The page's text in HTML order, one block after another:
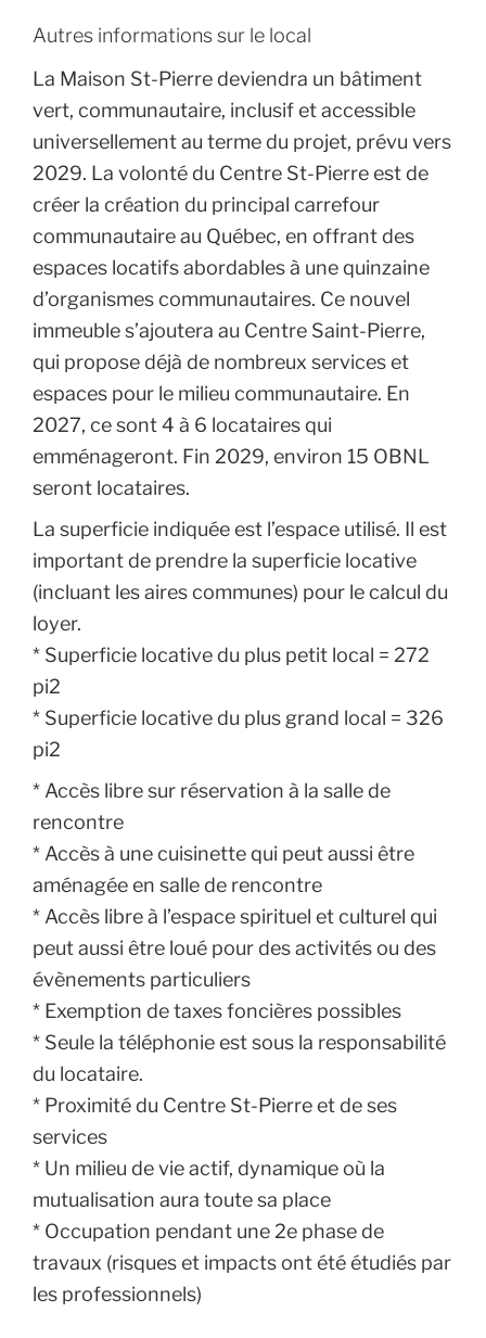
Autres informations sur le local
La Maison St-Pierre deviendra un bâtiment
vert, communautaire, inclusif et accessible
universellement au terme du projet, prévu vers
2029. La volonté du Centre St-Pierre est de
créer la création du principal carrefour
communautaire au Québec, en offrant des
espaces locatifs abordables à une quinzaine
d’organismes communautaires. Ce nouvel
immeuble s’ajoutera au Centre Saint-Pierre,
qui propose déjà de nombreux services et
espaces pour le milieu communautaire. En
2027, ce sont 4 à 6 locataires qui
emménageront. Fin 2029, environ 15 OBNL
seront locataires.
La superficie indiquée est l’espace utilisé. Il est
important de prendre la superficie locative
(incluant les aires communes) pour le calcul du
loyer.
* Superficie locative du plus petit local = 272
pi2
* Superficie locative du plus grand local = 326
pi2
* Accès libre sur réservation à la salle de
rencontre
* Accès à une cuisinette qui peut aussi être
aménagée en salle de rencontre
* Accès libre à l’espace spirituel et culturel qui
peut aussi être loué pour des activités ou des
évènements particuliers
* Exemption de taxes foncières possibles
* Seule la téléphonie est sous la responsabilité
du locataire.
* Proximité du Centre St-Pierre et de ses
services
* Un milieu de vie actif, dynamique où la
mutualisation aura toute sa place
* Occupation pendant une 2e phase de
travaux (risques et impacts ont été étudiés par
les professionnels)